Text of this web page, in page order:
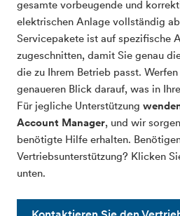
gesamte vorbeugende und
elektrischen Anlage vollständig
Servicepakete ist auf spezifische
zugeschnitten, damit Sie genau
die zu Ihrem Betrieb passt.
genaueren Blick darauf, was in
Für jegliche Unterstützung
Account Manager, und wir
benötigte Hilfe erhalten.
Vertriebsunterstützung? Klicken
unten.